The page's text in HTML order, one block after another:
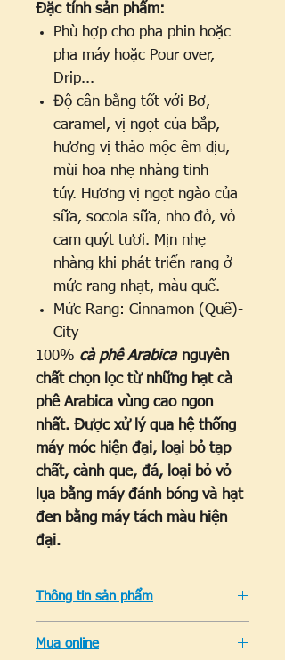
Đặc tính sản phẩm:
Phù hợp cho pha phin hoặc
pha máy hoặc Pour over,
Drip...
Độ cân bằng tốt với Bơ,
caramel, vị ngọt của bắp,
hương vị thảo mộc êm dịu,
mùi hoa nhẹ nhàng tinh
túy. Hương vị ngọt ngào của
sữa, socola sữa, nho đỏ, vỏ
cam quýt tươi. Mịn nhẹ
nhàng khi phát triển rang ở
mức rang nhạt, màu quế.
Mức Rang: Cinnamon (Quế)-
City
100% cà phê Arabica nguyên
chất chọn lọc từ những hạt cà
phê Arabica vùng cao ngon
nhất. Được xử lý qua hệ thống
máy móc hiện đại, loại bỏ tạp
chất, cành que, đá, loại bỏ vỏ
lụa bằng máy đánh bóng và hạt
đen bằng máy tách màu hiện
đại.
Thông tin sản phẩm
xay cà phê nổi tiếng tại Buôn Ma
Mua online